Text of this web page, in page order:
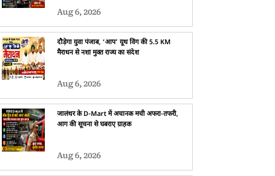
Aug 6, 2026
दौड़ेगा युवा पंजाब, ‘आप’ यूथ विंग की 5.5 KM
मैराथन से नशा मुक्त राज्य का संदेश
Aug 6, 2026
जालंधर के D-Mart में अचानक मची अफरा-तफरी,
आग की सूचना से घबराए ग्राहक
Aug 6, 2026